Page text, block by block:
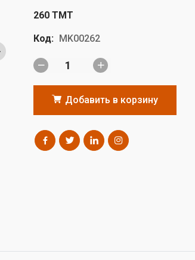
260 TMT
Код: MK00262
Добавить в корзину